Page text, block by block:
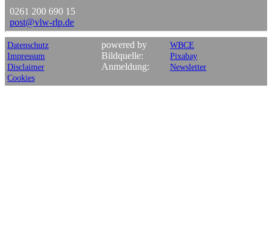
0261 200 690 15
post@vlw-rlp.de
Datenschutz
Impressum
Disclaimer
Cookies
powered by
Bildquelle:
Anmeldung:
WBCE
Pixabay
Newsletter